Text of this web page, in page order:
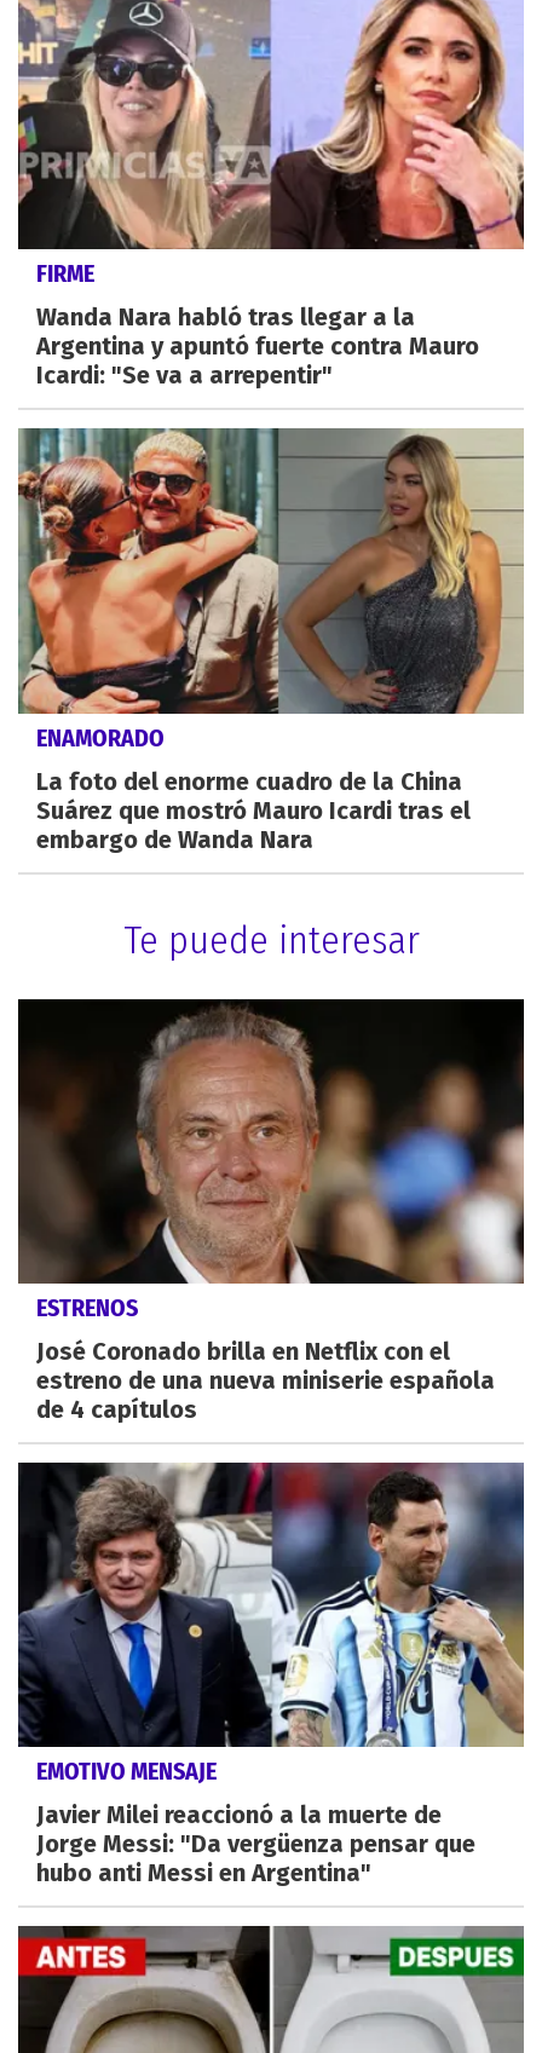
FIRME
Wanda Nara habló tras llegar a la
Argentina y apuntó fuerte contra Mauro
Icardi: "Se va a arrepentir"
ENAMORADO
La foto del enorme cuadro de la China
Suárez que mostró Mauro Icardi tras el
embargo de Wanda Nara
Te puede interesar
ESTRENOS
José Coronado brilla en Netflix con el
estreno de una nueva miniserie española
de 4 capítulos
EMOTIVO MENSAJE
Javier Milei reaccionó a la muerte de
Jorge Messi: "Da vergüenza pensar que
hubo anti Messi en Argentina"